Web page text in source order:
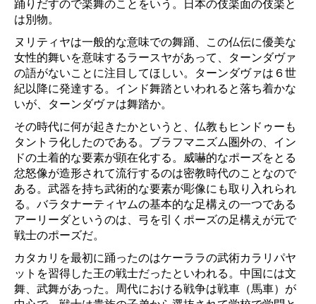
踊りだすので楽舞のことをいう。日本の伎楽面の伎楽と
は別物。
ヌリティヤは一般的な意味での舞踊、この仏伝に優美な
女性的舞いを意味するラースヤがあって、ターンダヴァ
の語がないことに注目してほしい。ターンダヴァは６世
紀以降に発達する。インド舞踏といわれると落ち着かな
いが、ターンダヴァは舞踏か。
その時代に何が起きたかというと、仏教もヒンドゥーも
タントラ化したのである。ブラフマニズム圏外の、イン
ドの土着的な要素が顕在化する。威嚇的なポーズをとる
忿怒像が造形されて流行するのは密教時代のことなので
ある。武器を持ち武術的な要素が彫像にも取り入れられ
る。バラタナーティヤムの基本的な足構えの一つである
アーリーダというのは、弓を引くポーズの足構えが元で
戦士のポーズだ。
カタカリを最初に踊ったのはケーララの武術カラリパヤ
ットを習得した王の戦士だったといわれる。中国には文
舞、武舞があった。周代における戦争は戦車（馬車）が